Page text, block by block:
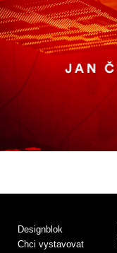
Designblok
Chci vystavovat